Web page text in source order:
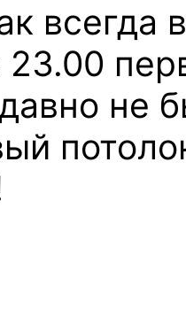
всегда
23.00
не